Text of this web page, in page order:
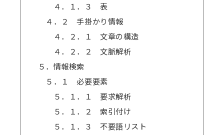
４．１．３ 表
４．２ 手掛かり情報
４．２．１ 文章の構造
４．２．２ 文脈解析
５．情報検索
５．１ 必要要素
５．１．１ 要求解析
５．１．２ 索引付け
５．１．３ 不要語リスト